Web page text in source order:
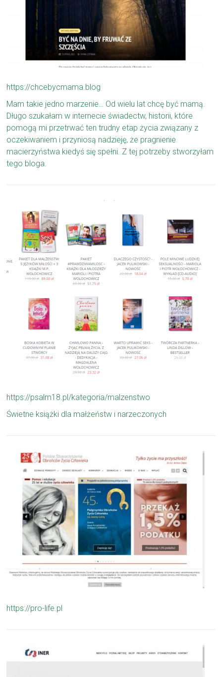
https://chcebycmama.blog
Mam takie jedno marzenie… Od wielu lat chcę być mamą.
Długo szukałam w internecie świadectw, historii, które
pomogą mi przetrwać ten trudny etap życia związany z
oczekiwaniem i przyniosą nadzieję, że pragnienie
macierzyństwa kiedyś się spełni. Z tej potrzeby stworzyłam
tego bloga.
https://psalm18.pl/kategoria/malzenstwo
Świetne książki dla małżeństw i narzeczonych
https://pro-life.pl